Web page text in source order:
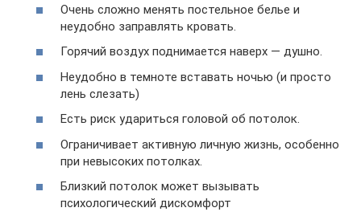
Очень сложно менять постельное белье и
неудобно заправлять кровать.
Горячий воздух поднимается наверх — душно.
Неудобно в темноте вставать ночью (и просто
лень слезать)
Есть риск удариться головой об потолок.
Ограничивает активную личную жизнь, особенно
при невысоких потолках.
Близкий потолок может вызывать
психологический дискомфорт